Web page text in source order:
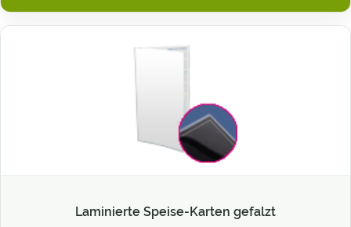
Laminierte Speise-Karten gefalzt